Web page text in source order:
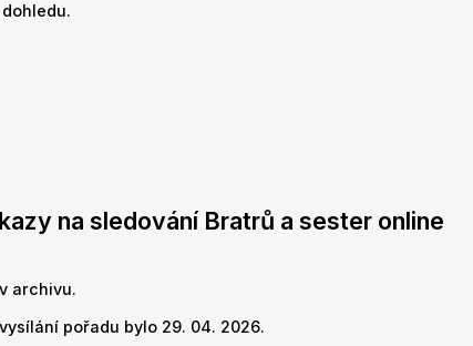
na sledování Bratrů a sester online
archivu.
pořadu bylo 29. 04. 2026.